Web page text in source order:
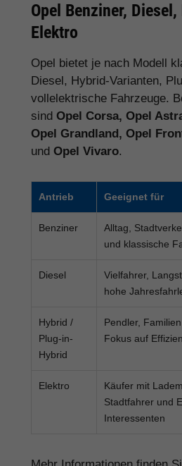
Bundesweite
Hamburgcars berät Kunden
Deutschland beim Kauf
Neuwagens. Auf Wunsch
bei Angebotsvergleich,
Finanzierung, Zulassung und
Viele Interessenten suchen
Reimport,Opel EU-
kaufen,Opel Rabatt,Opel
Opel Astra Reimport,Opel
Neuwagen
oder Opel
dafür ist diese Opel
Kundenbewertungen
Neuwagen bei
★★★★★ Familie M.
gegenüber dem lokalen